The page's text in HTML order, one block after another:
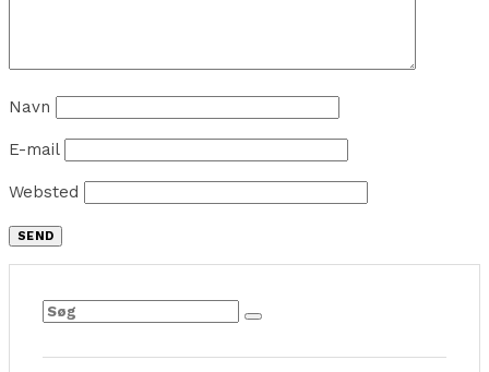
Navn
E-mail
Websted